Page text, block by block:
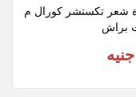
شعر تكستشر كورال م
براش